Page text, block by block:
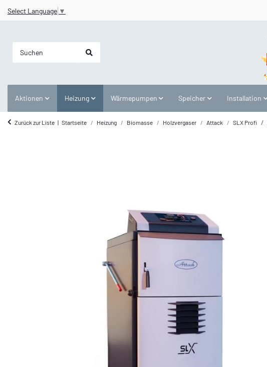
Select Language ▼
Aktionen Heizung Wärmepumpen Speicher Installation
Zurück zur Liste Startseite Heizung Biomasse Holzvergaser Attack SLX Profi